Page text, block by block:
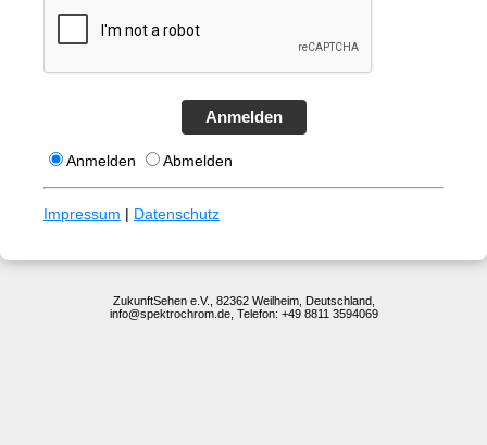
Anmelden
Anmelden Abmelden
Impressum | Datenschutz
ZukunftSehen e.V., 82362 Weilheim, Deutschland,
info@spektrochrom.de, Telefon: +49 8811 3594069